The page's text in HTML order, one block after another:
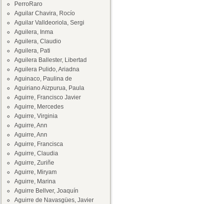
PerroRaro
Aguilar Chavira, Rocío
Aguilar Valldeoriola, Sergi
Aguilera, Inma
Aguilera, Claudio
Aguilera, Pati
Aguilera Ballester, Libertad
Aguilera Pulido, Ariadna
Aguinaco, Paulina de
Aguiriano Aizpurua, Paula
Aguirre, Francisco Javier
Aguirre, Mercedes
Aguirre, Virginia
Aguirre, Ann
Aguirre, Ann
Aguirre, Francisca
Aguirre, Claudia
Aguirre, Zuriñe
Aguirre, Miryam
Aguirre, Marina
Aguirre Bellver, Joaquín
Aguirre de Navasgües, Javier